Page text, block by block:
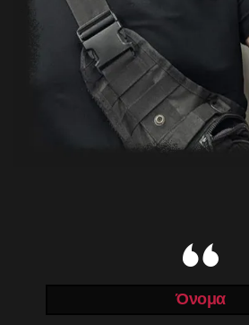
Όνομα